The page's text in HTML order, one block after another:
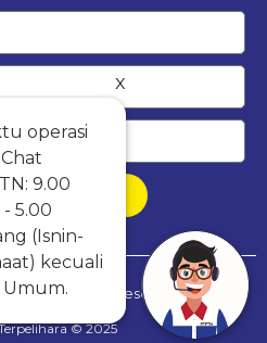
x
operasi
9.00
5.00
(Isnin-
kecuali
|Dasar Privasi & Keselamatan
© 2025